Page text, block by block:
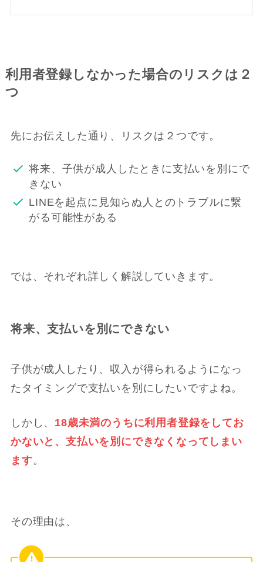
利用者登録しなかった場合のリスクは２
つ
先にお伝えした通り、リスクは２つです。
将来、子供が成人したときに支払いを別にで
きない
LINEを起点に見知らぬ人とのトラブルに繋
がる可能性がある
では、それぞれ詳しく解説していきます。
将来、支払いを別にできない
子供が成人したり、収入が得られるようになっ
たタイミングで支払いを別にしたいですよね。
しかし、 18歳未満のうちに利用者登録をしてお
かないと、支払いを別にできなくなってしまい
ます。
その理由は、